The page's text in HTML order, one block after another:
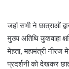
जहां सभी ने छात्राओं
मुख्य अतिथि कुशवाहा
मेहता, महामंत्री नीरज
प्रदर्शनी को देखकर